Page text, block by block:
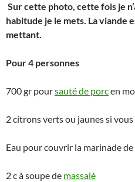
Sur cette photo, cette fois je
habitude je le mets. La viande
mettant.
Pour 4 personnes
700 gr poursauté de porcen
2 citrons verts ou jaunes si vous
Eau pour couvrir la marinade
2 c à soupe de massalé